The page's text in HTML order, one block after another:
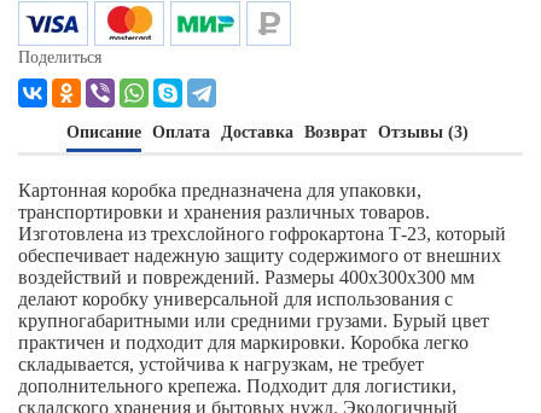
Поделиться
Описание Оплата Доставка Возврат Отзывы (3)
Картонная коробка предназначена для упаковки,
транспортировки и хранения различных товаров.
Изготовлена из трехслойного гофрокартона Т-23, который
обеспечивает надежную защиту содержимого от внешних
воздействий и повреждений. Размеры 400х300х300 мм
делают коробку универсальной для использования с
крупногабаритными или средними грузами. Бурый цвет
практичен и подходит для маркировки. Коробка легко
складывается, устойчива к нагрузкам, не требует
дополнительного крепежа. Подходит для логистики,
складского хранения и бытовых нужд. Экологичный